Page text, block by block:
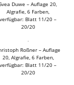
Duwe – Auflage 20,
Algrafie, 6 Farben,
verfügbar: Blatt 11/20 –
20/20
Roßner – Auflage
20, Algrafie, 6 Farben,
verfügbar: Blatt 11/20 –
20/20